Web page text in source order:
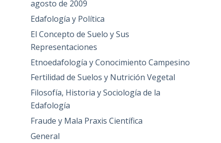
agosto de 2009
Edafología y Política
El Concepto de Suelo y Sus
Representaciones
Etnoedafología y Conocimiento Campesino
Fertilidad de Suelos y Nutrición Vegetal
Filosofía, Historia y Sociología de la
Edafología
Fraude y Mala Praxis Científica
General